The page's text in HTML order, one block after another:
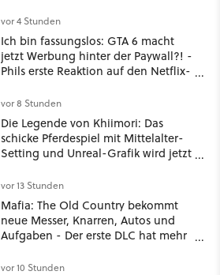
vor 4 Stunden
Ich bin fassungslos: GTA 6 macht
jetzt Werbung hinter der Paywall?! -
Phils erste Reaktion auf den Netflix-
vor 8 Stunden
Die Legende von Khiimori: Das
schicke Pferdespiel mit Mittelalter-
Setting und Unreal-Grafik wird jetzt
vor 13 Stunden
Mafia: The Old Country bekommt
neue Messer, Knarren, Autos und
Aufgaben - Der erste DLC hat mehr
vor 10 Stunden